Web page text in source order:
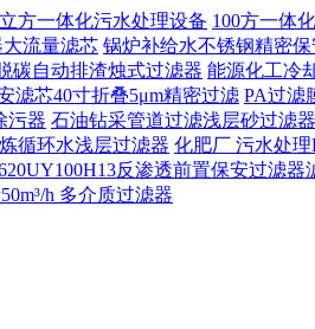
方一体化污水处理设备 100方一体
流量滤芯 锅炉补给水不锈钢精密
碳自动排渣烛式过滤器 能源化工冷
滤芯40寸折叠5μm精密过滤 PA过滤
污器 石油钻采管道过滤浅层砂过滤器
循环水浅层过滤器 化肥厂 污水处
反渗透前置保安过滤器
h 多介质过滤器